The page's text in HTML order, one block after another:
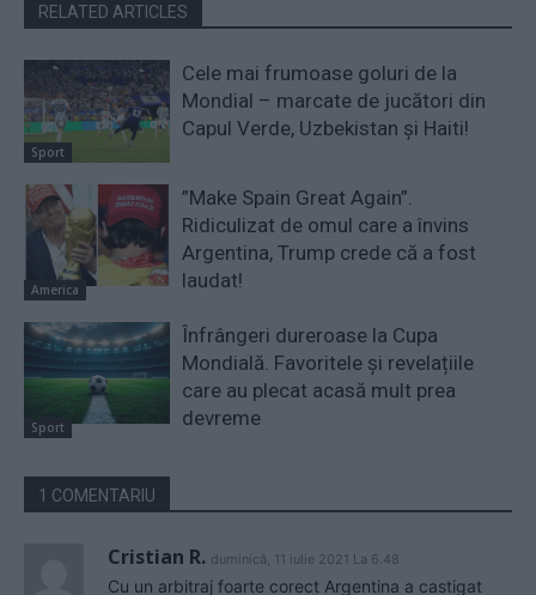
RELATED ARTICLES
Sport
Cele mai frumoase goluri de la
Mondial – marcate de jucători din
Capul Verde, Uzbekistan și Haiti!
America
”Make Spain Great Again”.
Ridiculizat de omul care a învins
Argentina, Trump crede că a fost
laudat!
Sport
Înfrângeri dureroase la Cupa
Mondială. Favoritele și revelațiile
care au plecat acasă mult prea
devreme
1 COMENTARIU
Cristian R. duminică, 11 iulie 2021 La 6.48
Cu un arbitraj foarte corect Argentina a castigat